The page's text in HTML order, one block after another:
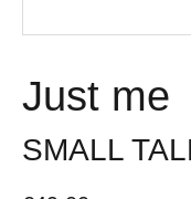
Just me
SMALL